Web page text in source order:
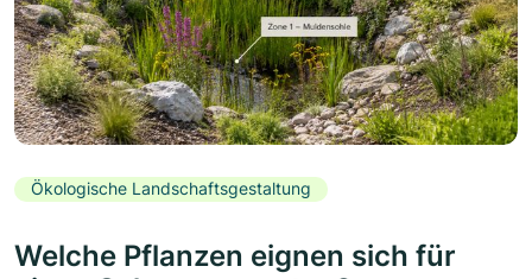
Ökologische Landschaftsgestaltung
Welche Pflanzen eignen sich für